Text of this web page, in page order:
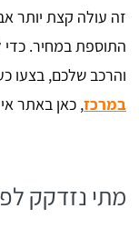
זה עולה קצת יותר
התוספת במחיר.
והרכב שלכם, בצעו
במרכז, כאן באתר
מתי נזדקק